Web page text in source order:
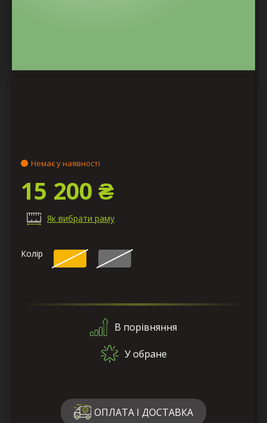
Немає у наявності
15 200 ₴
Як вибрати раму
Колір
В порівняння
У обране
ОПЛАТА І ДОСТАВКА